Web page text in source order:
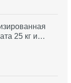
25 кг и…